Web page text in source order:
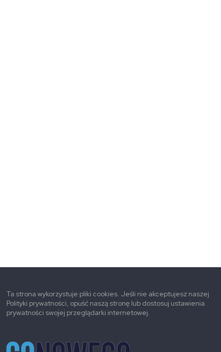
Ta strona wykorzystuje pliki cookies. Jeśli nie akceptujesz naszej
Polityki prywatności, opuść naszą stronę lub dostosuj ustawienia
prywatności swojej przeglądarki internetowej.